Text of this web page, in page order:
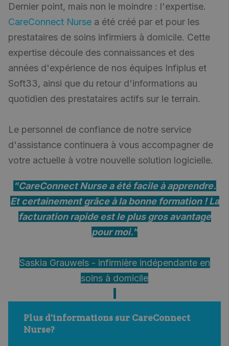
Dernier point, mais non le moindre : l'expertise.
CareConnect Nurse a été créé par et pour les
prestataires de soins infirmiers à domicile. Cette
expertise découle des connaissances et des
années d'expérience de nos équipes Infiplus et
Soft33, ainsi que du retour d'informations au
quotidien des prestataires actifs sur le terrain.
Le personnel de confiance de notre service
d'assistance continuera à vous accompagner de
votre actuelle à votre nouvelle solution logicielle.
"CareConnect Nurse a été facile à apprendre.
Et certainement grâce à la bonne formation ! La
facturation rapide est le plus gros avantage
pour moi."
Saskia Grauwels - infirmière indépendante en
soins à domicile
Plus d'informations sur CareConnect
Nurse?